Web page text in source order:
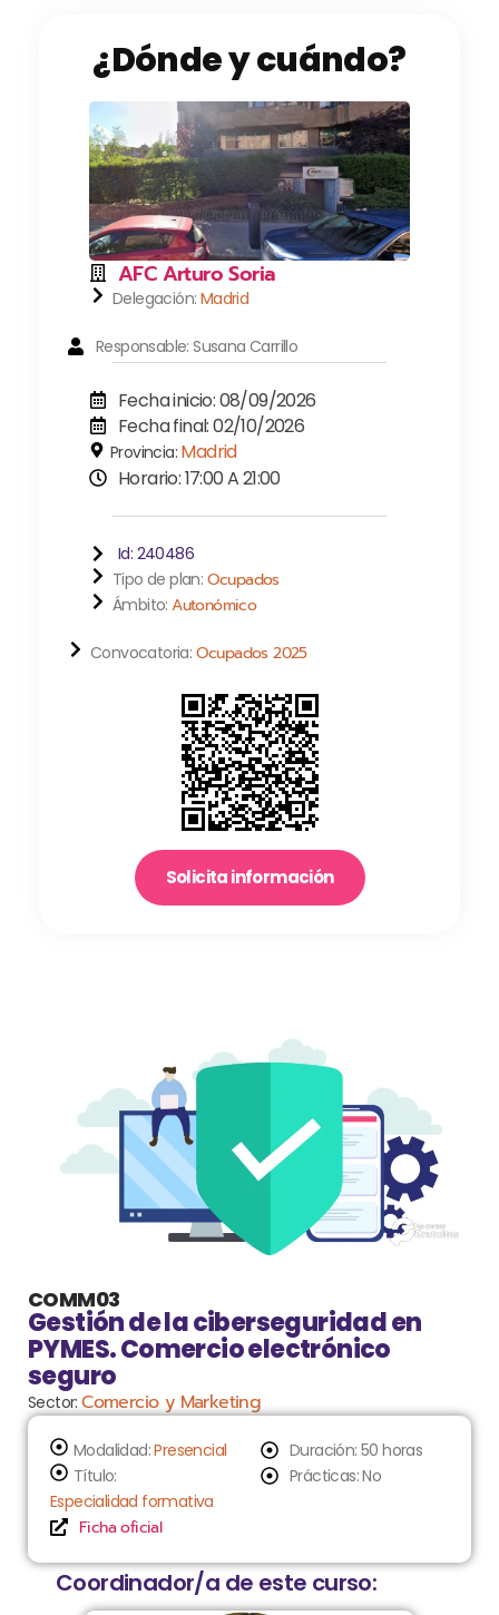
¿Dónde y cuándo?
AFC Arturo Soria
Delegación: Madrid
Responsable: Susana Carrillo
Fecha inicio: 08/09/2026
Fecha final: 02/10/2026
Provincia: Madrid
Horario: 17:00 A 21:00
Id: 240486
Tipo de plan: Ocupados
Ámbito:Autonómico
Convocatoria: Ocupados 2025
Solicita información
COMM03
Gestión de la ciberseguridad en
PYMES. Comercio electrónico
seguro
Sector:Comercio y Marketing
Modalidad:Presencial
Título:
Especialidad formativa
Ficha oficial
Duración: 50 horas
Prácticas: No
Coordinador/a de este curso: